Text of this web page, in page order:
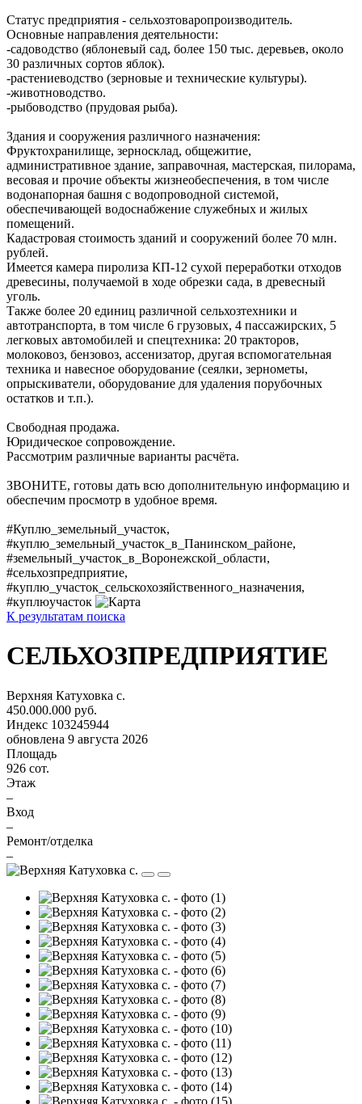
Статус предприятия - сельхозтоваропроизводитель.
Основные направления деятельности:
-садоводство (яблоневый сад, более 150 тыс. деревьев, около
30 различных сортов яблок).
-растениеводство (зерновые и технические культуры).
-животноводство.
-рыбоводство (прудовая рыба).
Здания и сооружения различного назначения:
Фруктохранилище, зерносклад, общежитие,
административное здание, заправочная, мастерская, пилорама,
весовая и прочие объекты жизнеобеспечения, в том числе
водонапорная башня с водопроводной системой,
обеспечивающей водоснабжение служебных и жилых
помещений.
Кадастровая стоимость зданий и сооружений более 70 млн.
рублей.
Имеется камера пиролиза КП-12 сухой переработки отходов
древесины, получаемой в ходе обрезки сада, в древесный
уголь.
Также более 20 единиц различной сельхозтехники и
автотранспорта, в том числе 6 грузовых, 4 пассажирских, 5
легковых автомобилей и спецтехника: 20 тракторов,
молоковоз, бензовоз, ассенизатор, другая вспомогательная
техника и навесное оборудование (сеялки, зернометы,
опрыскиватели, оборудование для удаления порубочных
остатков и т.п.).
Свободная продажа.
Юридическое сопровождение.
Рассмотрим различные варианты расчёта.
ЗВОНИТЕ, готовы дать всю дополнительную информацию и
обеспечим просмотр в удобное время.
#Куплю_земельный_участок,
#куплю_земельный_участок_в_Панинском_районе,
#земельный_участок_в_Воронежской_области,
#сельхозпредприятие,
#куплю_участок_сельскохозяйственного_назначения,
#куплюучасток
К результатам поиска
СЕЛЬХОЗПРЕДПРИЯТИЕ
Верхняя Катуховка с.
450.000.000 руб.
Индекс 103245944
обновлена 9 августа 2026
Площадь
926 сот.
Этаж
–
Вход
–
Ремонт/отделка
–